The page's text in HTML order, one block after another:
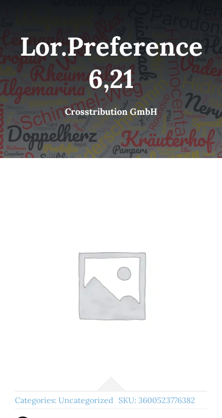
Brands
B2B-Shop
Kontakt
Lor.Preference
6,21
Crosstribution GmbH
Categories: Uncategorized SKU: 3600523776382